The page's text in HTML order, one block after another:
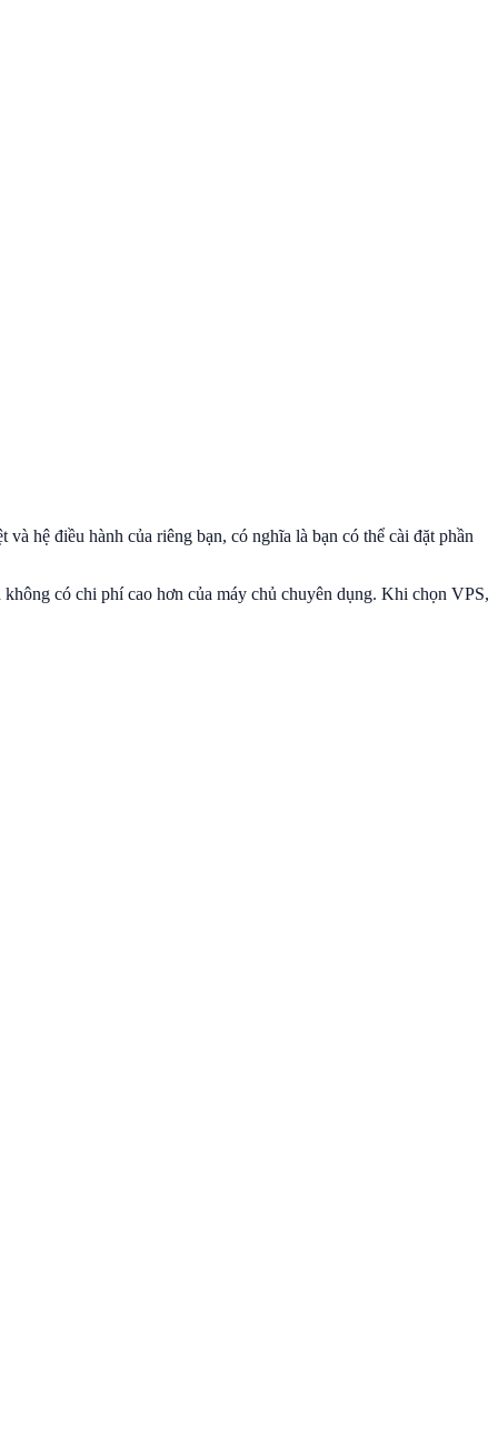
hệ điều hành của riêng bạn, có nghĩa là bạn có thể cài đặt phần
có chi phí cao hơn của máy chủ chuyên dụng. Khi chọn VPS,